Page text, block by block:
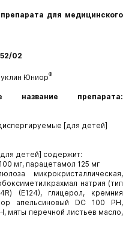
для медицинского
02
Юниор®
название препарата:
[для детей]
детей] содержит:
мг, парацетамол 125 мг
микрокристаллическая,
натрия (тип
(Е124), глицерол, кремния
апельсиновый DC 100 PH,
мяты перечной листьев масло,